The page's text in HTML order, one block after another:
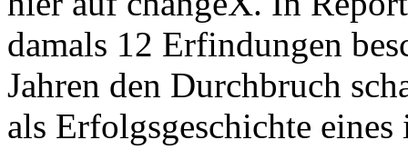
damals 12 Erfindungen
Jahren den Durchbruch
als Erfolgsgeschichte